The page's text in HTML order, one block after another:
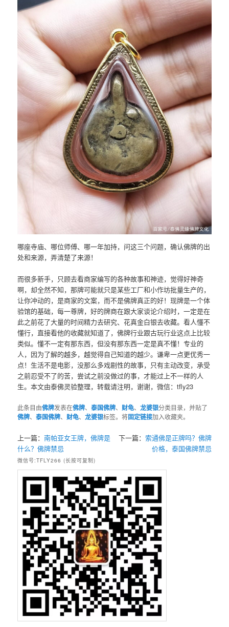
哪座寺庙、哪位师傅、哪一年加持，问这三个问题，确认佛牌的出
处和来源，弄清楚了来源！
而很多新手，只顾去看商家编写的各种故事和神迹，觉得好神奇
啊，却全然不知，那牌可能就只是某些工厂和小作坊批量生产的，
让你冲动的，是商家的文案，而不是佛牌真正的好！现牌是一个体
验馆的基础，每一尊牌，好的牌商在跟大家谈论介绍时，一定是在
此之前花了大量的时间精力去研究、花真金白银去收藏。看人懂不
懂行，直接看他的收藏就知道了，佛牌行业跟古玩行业这点上比较
类似。懂不一定有那东西，但没有那东西一定是真不懂！专业的
人，因为了解的越多，越觉得自己知道的越少。谦卑一点更优秀一
点！生活不是电影，没那么多戏剧性的故事，只有主动改变，承受
之前忍受不了的苦，尝试之前没做过的事，才能过上不一样的人
生。本文由泰佛灵验整理，转载请注明，谢谢，微信：tfly23
此条目由佛牌发表在佛牌、泰国佛牌、 财龟、龙婆银分类目录，并贴了
佛牌、泰国佛牌、 财龟、龙婆银标签。将固定链接加入收藏夹。
上一篇：南帕亚女王牌，佛牌是
什么？佛牌禁忌
下一篇： 索通佛是正牌吗？佛牌
价格，泰国佛牌禁忌
微信号:TFLY266 (长按可复制)